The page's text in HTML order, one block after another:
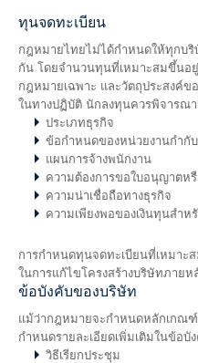
ทุนจดทะเบียน
กฎหมายไทยไม่ได้กำหนดให้ทุกบ
กัน โดยจำนวนทุนที่เหมาะสมขึ้น
กฎหมายเฉพาะ และวัตถุประสงค์ข
ในทางปฏิบัติ นักลงทุนควรพิจารณา
ประเภทธุรกิจ
ข้อกำหนดของหน่วยงานกำกั
แผนการจ้างพนักงาน
ความต้องการขอใบอนุญาตห
ความน่าเชื่อถือทางธุรกิจ
ความเพียงพอของเงินทุนสำห
การกำหนดทุนจดทะเบียนที่เหมาะ
ในการแก้ไขโครงสร้างบริษัทภายห
ข้อบังคับของบริษัท
แม้ว่ากฎหมายจะกำหนดหลักเกณ
กำหนดรายละเอียดเพิ่มเติมในข้อบั
วิธีเรียกประชุม